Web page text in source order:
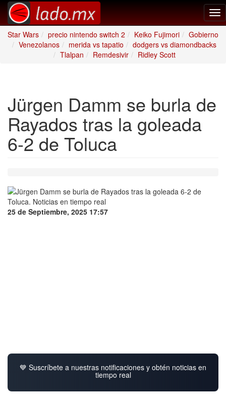
Star Wars
precio nintendo switch 2 Keiko Fujimori
Gobierno
Venezolanos
merida vs tapatio
dodgers vs diamondbacks
Tlalpan
Remdesivir Ridley Scott
Jürgen Damm se burla de
Rayados tras la goleada
6-2 de Toluca
25 de Septiembre, 2025 17:57
💙 Suscríbete a nuestras notificaciones y obtén noticias en
tiempo real